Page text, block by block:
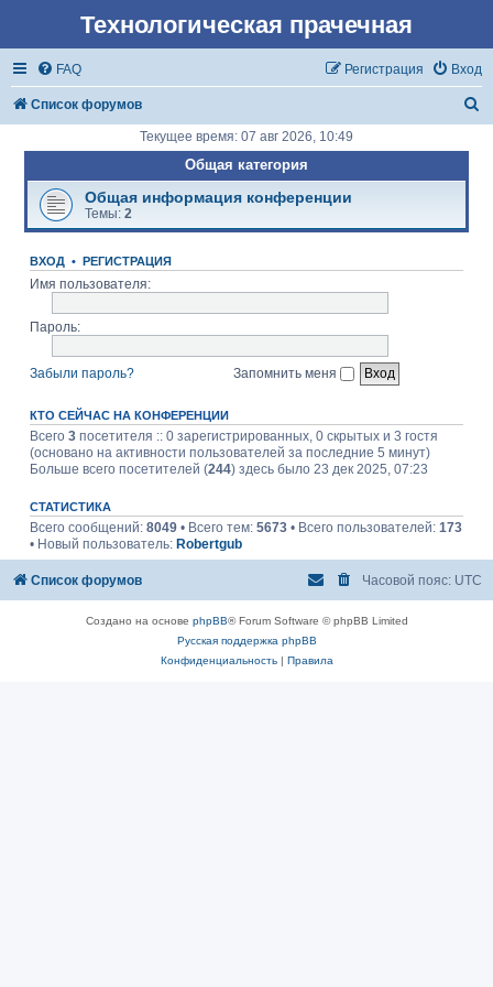
Технологическая прачечная
FAQ Вход
Регистрация
Список форумов
Текущее время: 07 авг 2026, 10:49
Общая категория
Общая информация конференции
Темы: 2
ВХОД• РЕГИСТРАЦИЯ
Имя пользователя:
Пароль:
Забыли пароль? Запомнить меня
КТО СЕЙЧАС НА КОНФЕРЕНЦИИ
Всего 3посетителя :: 0 зарегистрированных, 0 скрытых и 3 гостя
(основано на активности пользователей за последние 5 минут)
Больше всего посетителей (244) здесь было 23 дек 2025, 07:23
СТАТИСТИКА
Всего сообщений: 8049• Всего тем: 5673• Всего пользователей: 173
• Новый пользователь: Robertgub
Список форумов Часовой пояс: UTC
Создано на основе phpBB® Forum Software © phpBB Limited
Русская поддержка phpBB
Конфиденциальность| Правила